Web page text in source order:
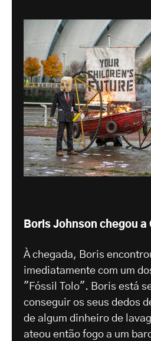
Boris Johnson chegou a
À chegada, Boris
imediatamente com um
"Fóssil Tolo". Boris está
conseguir os seus dedos
de algum dinheiro de
ateou então fogo a um